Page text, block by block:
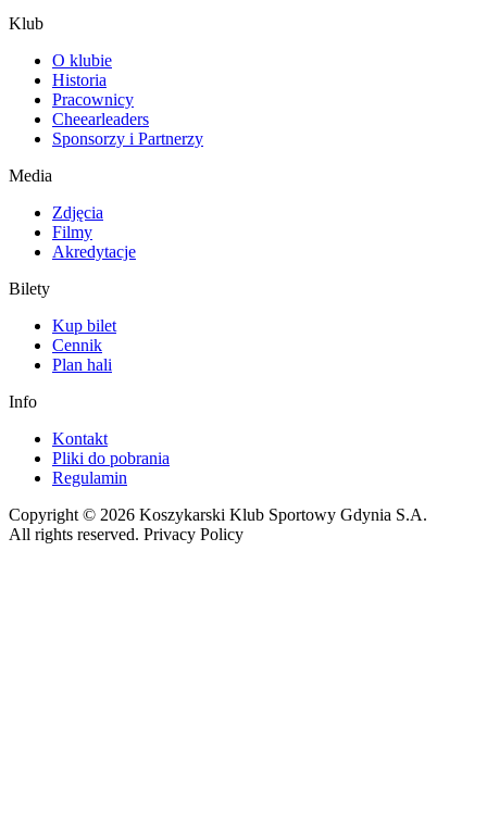
Klub
O klubie
Historia
Pracownicy
Cheearleaders
Sponsorzy i Partnerzy
Media
Zdjęcia
Filmy
Akredytacje
Bilety
Kup bilet
Cennik
Plan hali
Info
Kontakt
Pliki do pobrania
Regulamin
Copyright © 2026 Koszykarski Klub Sportowy Gdynia S.A.
All rights reserved. Privacy Policy